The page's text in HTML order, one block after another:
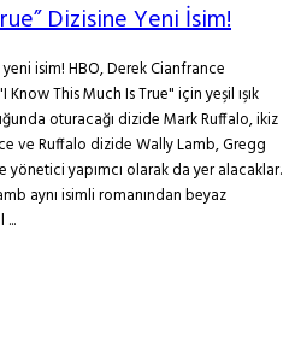
Dizisine Yeni İsim!
isim! HBO, Derek Cianfrance
This Much Is True" için yeşil ışık
oturacağı dizide Mark Ruffalo, ikiz
ve Ruffalo dizide Wally Lamb, Gregg
yapımcı olarak da yer alacaklar.
aynı isimli romanından beyaz